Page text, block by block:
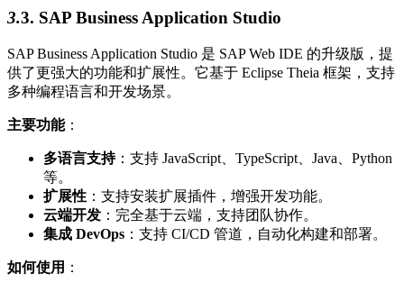
3.3. SAP Business Application Studio
SAP Business Application Studio 是 SAP Web IDE 的升级版，提
供了更强大的功能和扩展性。它基于 Eclipse Theia 框架，支持
多种编程语言和开发场景。
主要功能：
多语言支持：支持 JavaScript、TypeScript、Java、Python
等。
扩展性 ：支持安装扩展插件，增强开发功能。
云端开发 ：完全基于云端，支持团队协作。
集成 DevOps ：支持 CI/CD 管道，自动化构建和部署。
如何使用 ：